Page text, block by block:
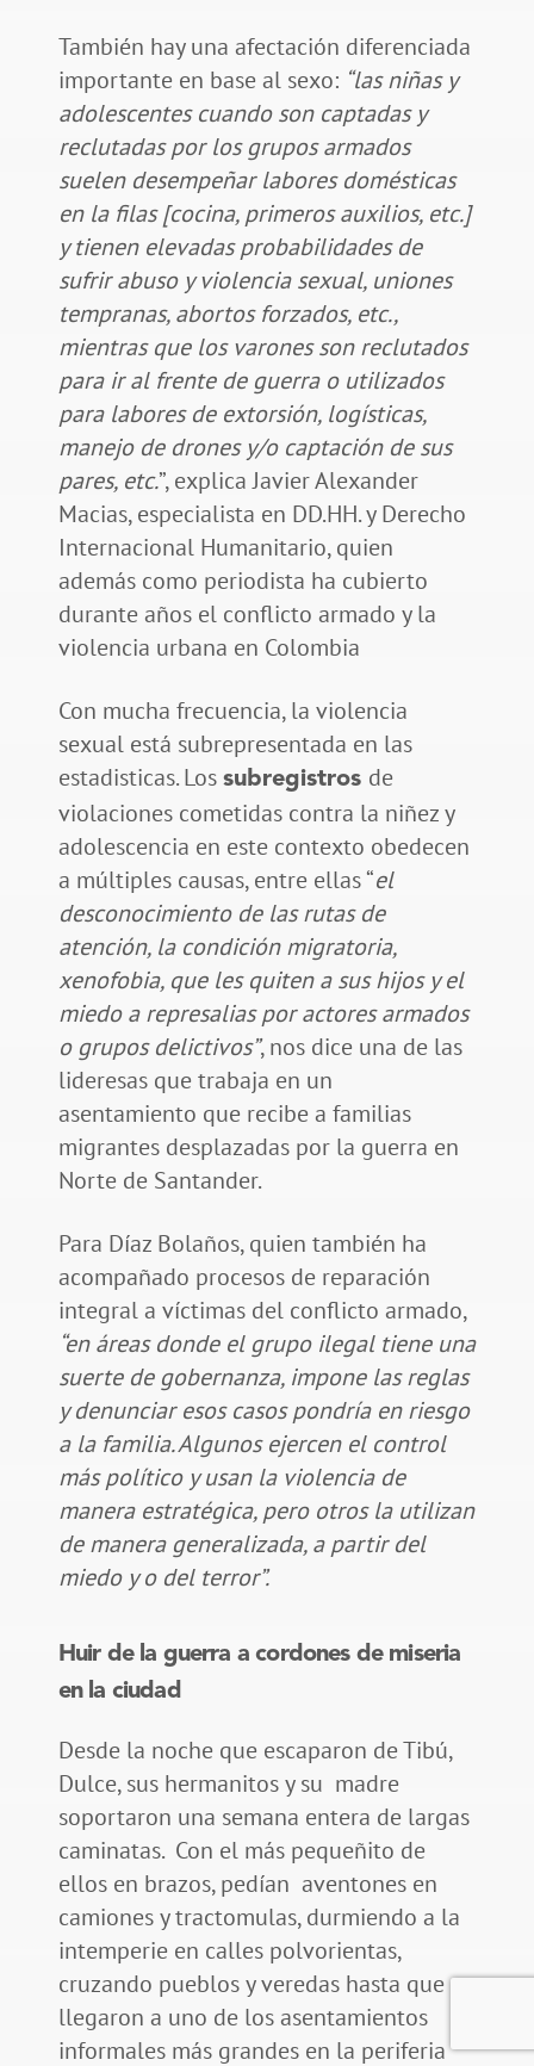
También hay una afectación diferenciada
importante en base al sexo: “las niñas y
adolescentes cuando son captadas y
reclutadas por los grupos armados
suelen desempeñar labores domésticas
en la filas [cocina, primeros auxilios, etc.]
y tienen elevadas probabilidades de
sufrir abuso y violencia sexual, uniones
tempranas, abortos forzados, etc.,
mientras que los varones son reclutados
para ir al frente de guerra o utilizados
para labores de extorsión, logísticas,
manejo de drones y/o captación de sus
pares, etc.”, explica Javier Alexander
Macias, especialista en DD.HH. y Derecho
Internacional Humanitario, quien
además como periodista ha cubierto
durante años el conflicto armado y la
violencia urbana en Colombia
Con mucha frecuencia, la violencia
sexual está subrepresentada en las
estadisticas. Los subregistros de
violaciones cometidas contra la niñez y
adolescencia en este contexto obedecen
a múltiples causas, entre ellas “el
desconocimiento de las rutas de
atención, la condición migratoria,
xenofobia, que les quiten a sus hijos y el
miedo a represalias por actores armados
o grupos delictivos”, nos dice una de las
lideresas que trabaja en un
asentamiento que recibe a familias
migrantes desplazadas por la guerra en
Norte de Santander.
Para Díaz Bolaños, quien también ha
acompañado procesos de reparación
integral a víctimas del conflicto armado,
“en áreas donde el grupo ilegal tiene una
suerte de gobernanza, impone las reglas
y denunciar esos casos pondría en riesgo
a la familia. Algunos ejercen el control
más político y usan la violencia de
manera estratégica, pero otros la utilizan
de manera generalizada, a partir del
miedo y o del terror”.
Huir de la guerra a cordones de miseria
en la ciudad
Desde la noche que escaparon de Tibú,
Dulce, sus hermanitos y su madre
soportaron una semana entera de largas
caminatas. Con el más pequeñito de
ellos en brazos, pedían aventones en
camiones y tractomulas, durmiendo a la
intemperie en calles polvorientas,
cruzando pueblos y veredas hasta que
llegaron a uno de los asentamientos
informales más grandes en la periferia